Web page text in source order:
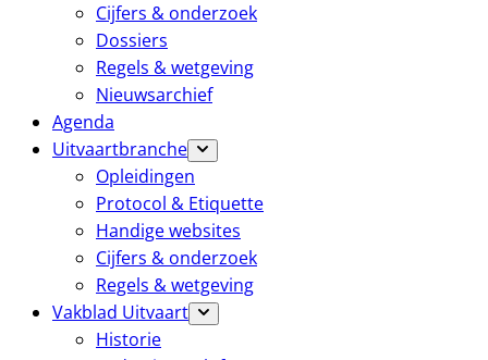
Cijfers & onderzoek
Dossiers
Regels & wetgeving
Nieuwsarchief
Agenda
Uitvaartbranche
Opleidingen
Protocol & Etiquette
Handige websites
Cijfers & onderzoek
Regels & wetgeving
Vakblad Uitvaart
Historie